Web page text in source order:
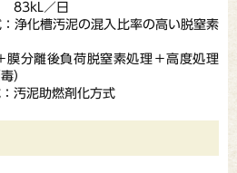
日
浄化槽汚泥の混入比率の高い脱窒素
負荷脱窒素処理＋高度処理
）
燃剤化方式